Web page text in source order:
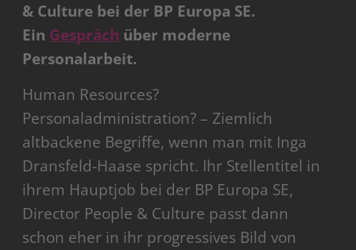
& Culture bei der BP Europa SE.
Ein Gespräch über moderne
Personalarbeit.
Human Resources?
Personaladministration? – Ziemlich
altbackene Begriffe, wenn man mit Inga
Dransfeld-Haase spricht. Ihr Stellentitel in
ihrem Hauptjob bei der BP Europa SE,
Director People & Culture passt dann
schon eher in ihr progressives Bild von